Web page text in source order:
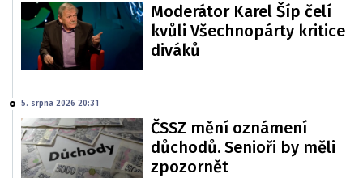
Moderátor Karel Šíp čelí
kvůli Všechnopárty kritice
diváků
5. srpna 2026 20:31
ČSSZ mění oznámení
důchodů. Senioři by měli
zpozornět